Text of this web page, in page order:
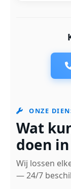
ONZE
Wat
doen
Wij lossen
— 24/7